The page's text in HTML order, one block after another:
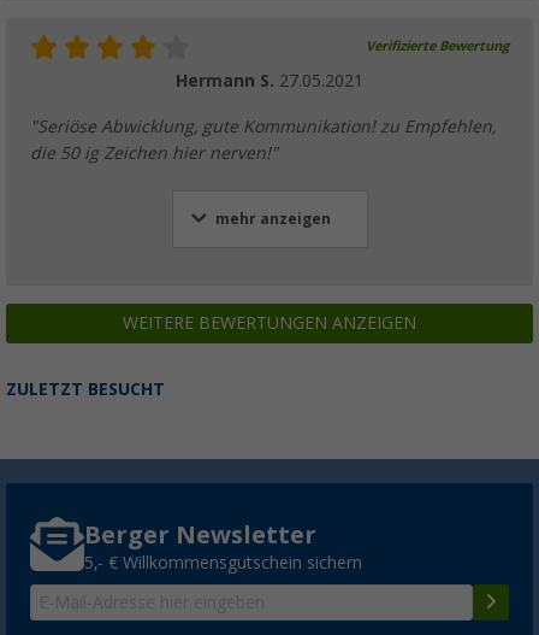
Verifizierte Bewertung
Hermann S. 27.05.2021
"Seriöse Abwicklung, gute Kommunikation! zu Empfehlen,
die 50 ig Zeichen hier nerven!"
mehr anzeigen
WEITERE BEWERTUNGEN ANZEIGEN
ZULETZT BESUCHT
Berger Newsletter
5,- € Willkommensgutschein sichern